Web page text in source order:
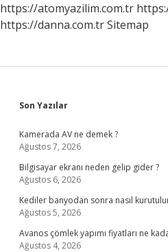
https://atomyazilim.com.tr
https://danna.com.trSitemap
Sidebar
Son Yazılar
Kamerada AV ne demek ?
Ağustos 7, 2026
Bilgisayar ekranı neden gelip gider ?
Ağustos 6, 2026
Kediler banyodan sonra nasıl
Ağustos 5, 2026
Avanos çömlek yapımı fiyatları ne
Ağustos 4, 2026